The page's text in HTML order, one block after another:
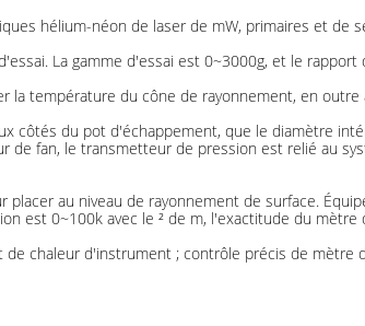
hélium-néon de laser de mW, primaires et de
La gamme d'essai est 0~3000g, et le
température du cône de rayonnement, en outre
côtés du pot d'échappement, que le diamètre
fan, le transmetteur de pression est relié au
au niveau de rayonnement de surface.
est 0~100k avec le ² de m, l'exactitude du mètre
chaleur d'instrument ; contrôle précis de mètre